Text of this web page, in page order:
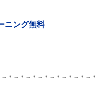
ニング無料
＊～＊～＊～＊～＊～＊～＊～＊